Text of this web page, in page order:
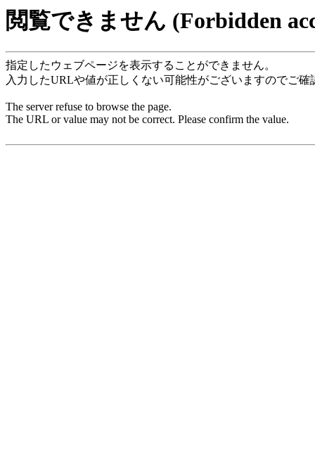
閲覧できません (Forbidden
指定したウェブページを表示することができません。
入力したURLや値が正しくない可能性がございますのでご確
The server refuse to browse the page.
The URL or value may not be correct. Please confirm the value.